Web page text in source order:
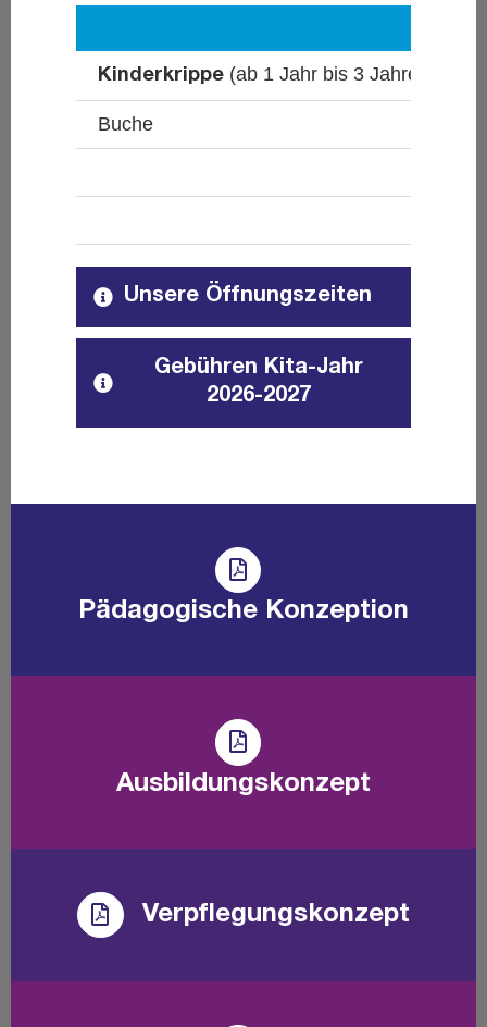
Kinderkrippe (ab 1 Jahr bis 3 Jahre)
Buche
Unsere Öffnungszeiten
Gebühren Kita-Jahr
2026-2027
Pädagogische Konzeption
Ausbildungskonzept
Verpflegungskonzept